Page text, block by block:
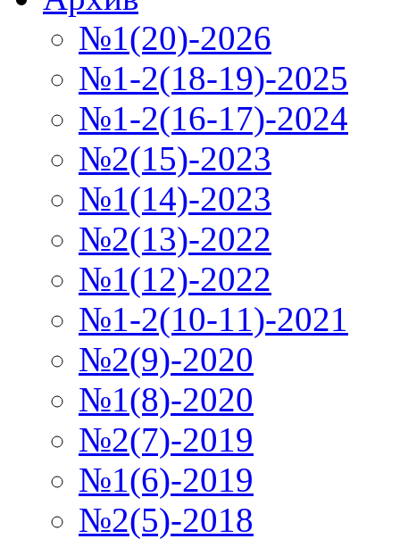
№1(20)-2026
№1-2(18-19)-2025
№1-2(16-17)-2024
№2(15)-2023
№1(14)-2023
№2(13)-2022
№1(12)-2022
№1-2(10-11)-2021
№2(9)-2020
№1(8)-2020
№2(7)-2019
№1(6)-2019
№2(5)-2018